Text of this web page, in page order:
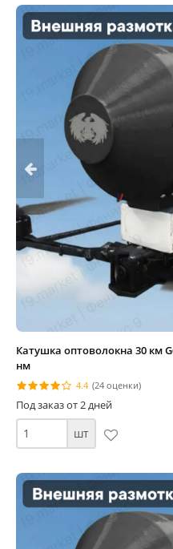
Катушка оптоволокна 30 км
нм
4.4 (24 оценки)
Под заказ от 2 дней
шт